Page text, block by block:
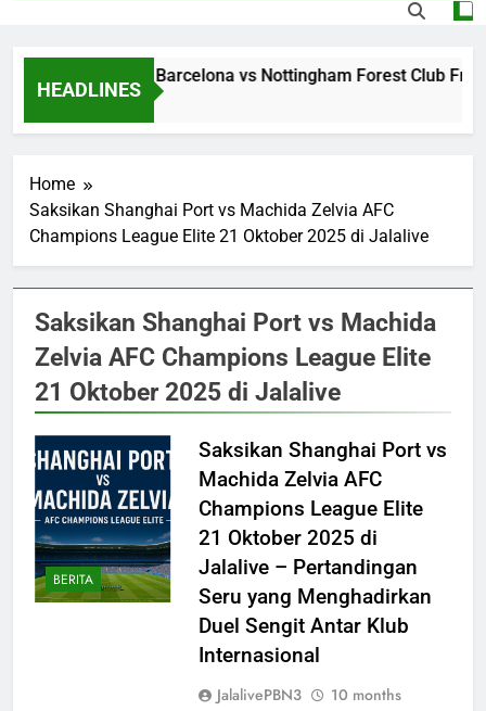
HEADLINES
Jalalive Barcelona vs Nottingham Forest Club
Hours Ago
Home
Saksikan Shanghai Port vs Machida Zelvia AFC
Champions League Elite 21 Oktober 2025 di Jalalive
Saksikan Shanghai Port vs Machida
Zelvia AFC Champions League Elite
21 Oktober 2025 di Jalalive
BERITA
Saksikan Shanghai Port vs
Machida Zelvia AFC
Champions League Elite
21 Oktober 2025 di
Jalalive – Pertandingan
Seru yang Menghadirkan
Duel Sengit Antar Klub
Internasional
JalalivePBN3
10 months